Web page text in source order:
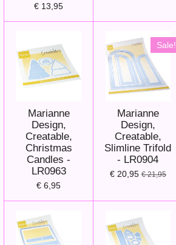
€ 13,95
Marianne
Design,
Creatable,
Christmas
Candles -
LR0963
€ 6,95
Sale!
Marianne
Design,
Creatable,
Slimline Trifold
- LR0904
€ 20,95 € 21,95